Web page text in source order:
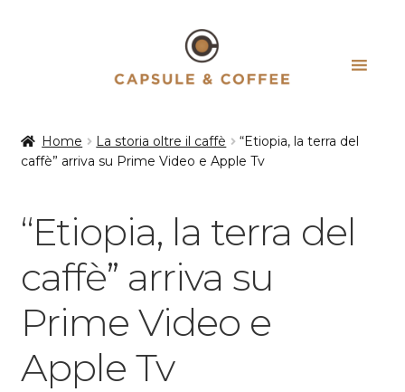
Home La storia oltre il caffè
“Etiopia, la terra del
caffè” arriva su Prime Video e Apple Tv
“Etiopia, la terra del
caffè” arriva su
Prime Video e
Apple Tv